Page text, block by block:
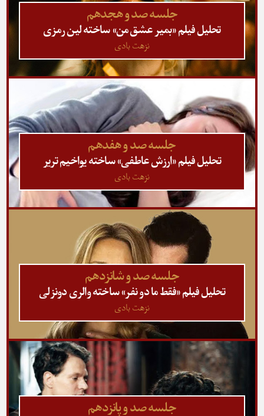
جلسه صد و هجدهم
تحلیل فیلم «بمیر عشق من» ساخته لین رمزی
نزهت بادی
جلسه صد و هفدهم
تحلیل فیلم «ارزش عاطفی» ساخته یواخیم تریر
نزهت بادی
جلسه صد و شانزدهم
تحلیل فیلم «فقط ما دو نفر» ساخته والری دونزلی
نزهت بادی
جلسه صد و پانزدهم